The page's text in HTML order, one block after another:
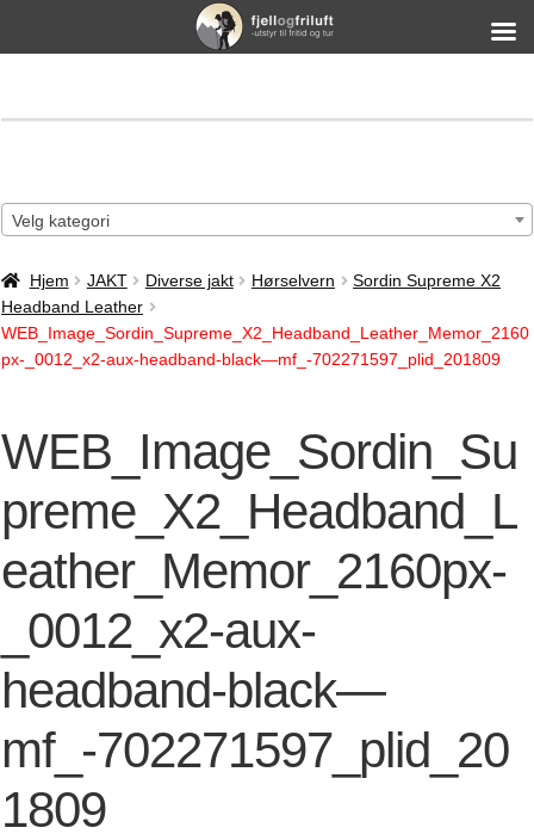
Velg kategori
Hjem JAKT Diverse jakt Hørselvern
Sordin Supreme X2
Headband Leather
WEB_Image_Sordin_Supreme_X2_Headband_Leather_Memor_2160
px-_0012_x2-aux-headband-black—mf_-702271597_plid_201809
WEB_Image_Sordin_Su
preme_X2_Headband_L
eather_Memor_2160px-
_0012_x2-aux-
headband-black—
mf_-702271597_plid_20
1809